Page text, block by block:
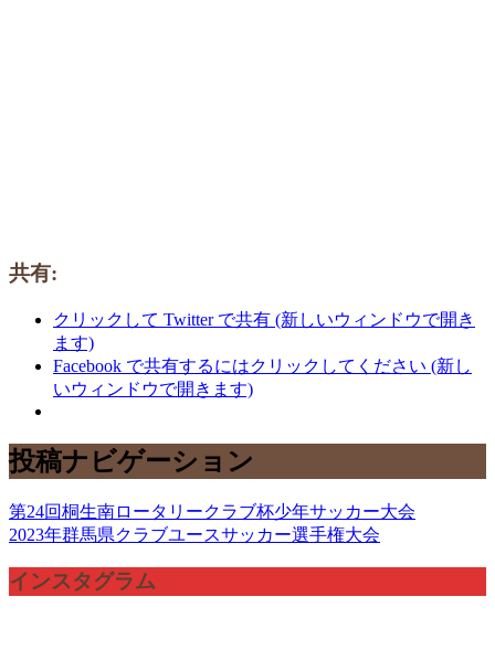
共有:
クリックして Twitter で共有 (新しいウィンドウで開き
ます)
Facebook で共有するにはクリックしてください (新し
いウィンドウで開きます)
投稿ナビゲーション
第24回桐生南ロータリークラブ杯少年サッカー大会
2023年群馬県クラブユースサッカー選手権大会
インスタグラム